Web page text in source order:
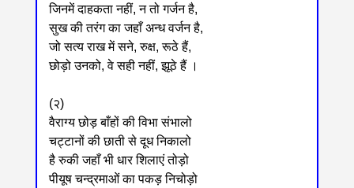
जिनमें दाहकता नहीं, न तो गर्जन है,
सुख की तरंग का जहाँ अन्ध वर्जन है,
जो सत्य राख में सने, रुक्ष, रूठे हैं,
छोड़ो उनको, वे सही नहीं, झूठे हैं ।
(२)
वैराग्य छोड़ बाँहों की विभा संभालो
चट्टानों की छाती से दूध निकालो
है रुकी जहाँ भी धार शिलाएं तोड़ो
पीयूष चन्द्रमाओं का पकड़ निचोड़ो